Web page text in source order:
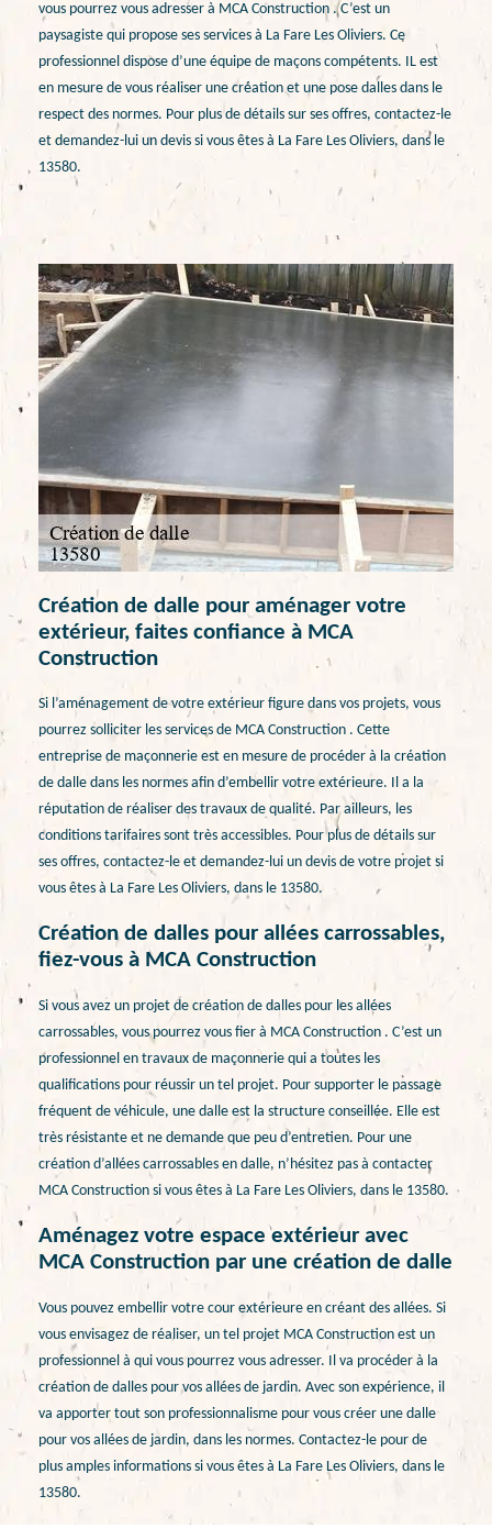
vous pourrez vous adresser à MCA Construction . C’est un
paysagiste qui propose ses services à La Fare Les Oliviers. Ce
professionnel dispose d’une équipe de maçons compétents. IL est
en mesure de vous réaliser une création et une pose dalles dans le
respect des normes. Pour plus de détails sur ses offres, contactez-le
et demandez-lui un devis si vous êtes à La Fare Les Oliviers, dans le
13580.
Création de dalle pour aménager votre
extérieur, faites confiance à MCA
Construction
Si l’aménagement de votre extérieur figure dans vos projets, vous
pourrez solliciter les services de MCA Construction . Cette
entreprise de maçonnerie est en mesure de procéder à la création
de dalle dans les normes afin d’embellir votre extérieure. Il a la
réputation de réaliser des travaux de qualité. Par ailleurs, les
conditions tarifaires sont très accessibles. Pour plus de détails sur
ses offres, contactez-le et demandez-lui un devis de votre projet si
vous êtes à La Fare Les Oliviers, dans le 13580.
Création de dalles pour allées carrossables,
fiez-vous à MCA Construction
Si vous avez un projet de création de dalles pour les allées
carrossables, vous pourrez vous fier à MCA Construction . C’est un
professionnel en travaux de maçonnerie qui a toutes les
qualifications pour réussir un tel projet. Pour supporter le passage
fréquent de véhicule, une dalle est la structure conseillée. Elle est
très résistante et ne demande que peu d’entretien. Pour une
création d’allées carrossables en dalle, n’hésitez pas à contacter
MCA Construction si vous êtes à La Fare Les Oliviers, dans le 13580.
Aménagez votre espace extérieur avec
MCA Construction par une création de dalle
Vous pouvez embellir votre cour extérieure en créant des allées. Si
vous envisagez de réaliser, un tel projet MCA Construction est un
professionnel à qui vous pourrez vous adresser. Il va procéder à la
création de dalles pour vos allées de jardin. Avec son expérience, il
va apporter tout son professionnalisme pour vous créer une dalle
pour vos allées de jardin, dans les normes. Contactez-le pour de
plus amples informations si vous êtes à La Fare Les Oliviers, dans le
13580.